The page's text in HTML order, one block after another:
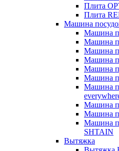
Плита
Плита
Машина
Машина
Машина
Машина
Машина
Машина
Машина
Машина
Машина
Машина
Машина
SHTAIN
Вытяжка